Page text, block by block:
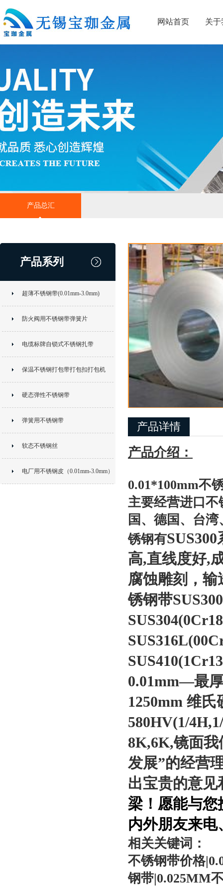
网站首页 关于
产品总汇
产品系列
超薄不锈钢带(0.01mm-3.0mm)
防火阀用不锈钢带弹簧片
电缆标牌自锁式不锈钢扎带
保温不锈钢打包带打包扣打包机
硬态弹性不锈钢带
弹簧用不锈钢带
软态不锈钢丝
电厂用不锈钢皮（0.01mm-3.0mm）
产品详情
产品介绍：
0.01*100mm不
主要经营进口
国、德国、台
锈钢有SUS300
高,直线度好,
腐蚀雕刻，
锈钢带SUS300
0.01mm—最
1250mm 维氏
580HV(1/
8K,6K,镜面我
发展”的经营
出宝贵的意见
梁！愿能与您
内外朋友来
相关关键词：
不锈钢带价格
钢带|0.025MM